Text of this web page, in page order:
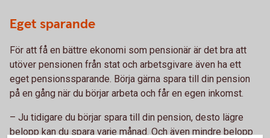
Eget sparande
För att få en bättre ekonomi som pensionär är det bra att
utöver pensionen från stat och arbetsgivare även ha ett
eget pensionssparande. Börja gärna spara till din pension
på en gång när du börjar arbeta och får en egen inkomst.
– Ju tidigare du börjar spara till din pension, desto lägre
belopp kan du spara varje månad. Och även mindre belopp